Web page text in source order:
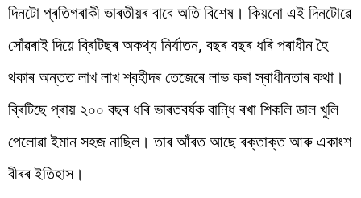
দিনটো প্ৰতিগৰাকী ভাৰতীয়ৰ বাবে অতি বিশেষ। কিয়নো এই দিনটোৱে
সোঁৱৰাই দিয়ে ব্ৰিটিছৰ অকথ্য নিৰ্যাতন, বছৰ বছৰ ধৰি পৰাধীন হৈ
থকাৰ অন্তত লাখ লাখ শ্বহীদৰ তেজেৰে লাভ কৰা স্বাধীনতাৰ কথা।
ব্ৰিটিছে প্ৰায় ২০০ বছৰ ধৰি ভাৰতবৰ্ষক বান্ধি ৰখা শিকলি ডাল খুলি
পেলোৱা ইমান সহজ নাছিল। তাৰ আঁৰত আছে ৰক্তাক্ত আৰু একাংশ
বীৰৰ ইতিহাস।